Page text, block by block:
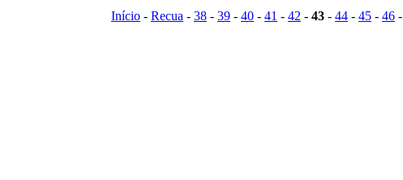
Início - Recua - 38 - 39 - 40 - 41 - 42 - 43 - 44 - 45 - 46 -